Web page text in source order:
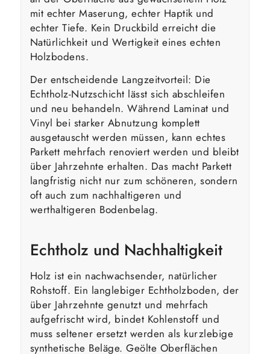
mit echter Maserung, echter Haptik und
echter Tiefe. Kein Druckbild erreicht die
Natürlichkeit und Wertigkeit eines echten
Holzbodens.
Der entscheidende Langzeitvorteil: Die
Echtholz-Nutzschicht lässt sich abschleifen
und neu behandeln. Während Laminat und
Vinyl bei starker Abnutzung komplett
ausgetauscht werden müssen, kann echtes
Parkett mehrfach renoviert werden und bleibt
über Jahrzehnte erhalten. Das macht Parkett
langfristig nicht nur zum schöneren, sondern
oft auch zum nachhaltigeren und
werthaltigeren Bodenbelag.
Echtholz und Nachhaltigkeit
Holz ist ein nachwachsender, natürlicher
Rohstoff. Ein langlebiger Echtholzboden, der
über Jahrzehnte genutzt und mehrfach
aufgefrischt wird, bindet Kohlenstoff und
muss seltener ersetzt werden als kurzlebige
synthetische Beläge. Geölte Oberflächen